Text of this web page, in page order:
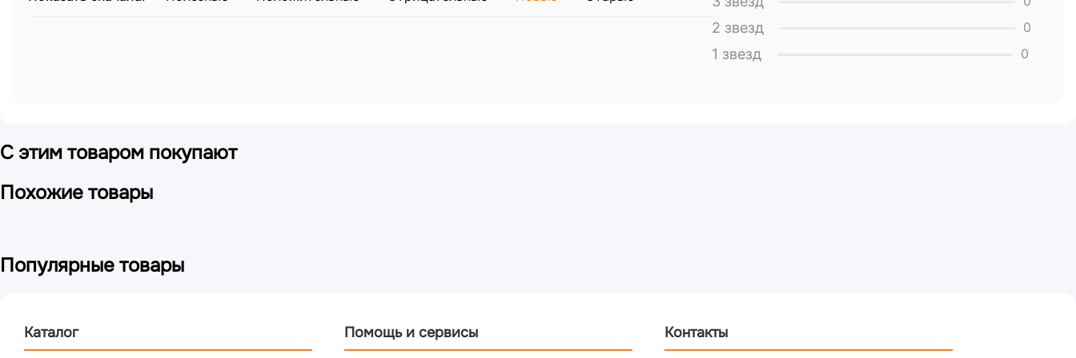
Не допускайте прямого попадания жидкостей на внутренние элементы механических приводов.
При проведении манипуляций не оставляйте пациента без присмотра, если боковые ограждения не зафиксированы.
2 звезд 0
1 звезд 0
С этим товаром покупают
Похожие товары
Популярные товары
Каталог Помощь и сервисы Контакты